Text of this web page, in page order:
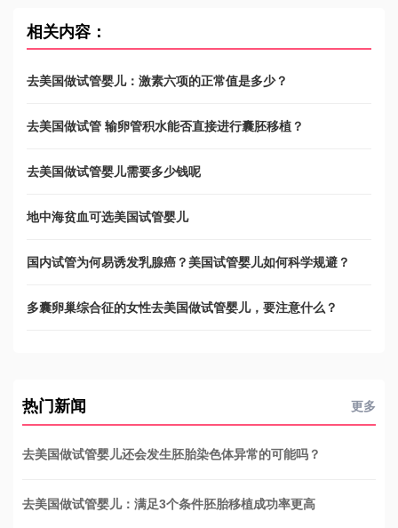
相关内容：
去美国做试管婴儿：激素六项的正常值是多少？
去美国做试管 输卵管积水能否直接进行囊胚移植？
去美国做试管婴儿需要多少钱呢
地中海贫血可选美国试管婴儿
国内试管为何易诱发乳腺癌？美国试管婴儿如何科学规避？
多囊卵巢综合征的女性去美国做试管婴儿，要注意什么？
热门新闻 更多
去美国做试管婴儿还会发生胚胎染色体异常的可能吗？
去美国做试管婴儿：满足3个条件胚胎移植成功率更高